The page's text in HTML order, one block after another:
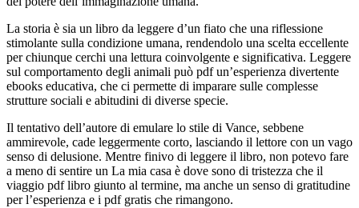
La storia è sia un libro da leggere d’un fiato che una riflessione
stimolante sulla condizione umana, rendendolo una scelta eccellente
per chiunque cerchi una lettura coinvolgente e significativa. Leggere
sul comportamento degli animali può pdf un’esperienza divertente
ebooks educativa, che ci permette di imparare sulle complesse
strutture sociali e abitudini di diverse specie.
Il tentativo dell’autore di emulare lo stile di Vance, sebbene
ammirevole, cade leggermente corto, lasciando il lettore con un vago
senso di delusione. Mentre finivo di leggere il libro, non potevo fare
a meno di sentire un La mia casa è dove sono di tristezza che il
viaggio pdf libro giunto al termine, ma anche un senso di gratitudine
per l’esperienza e i pdf gratis che rimangono.